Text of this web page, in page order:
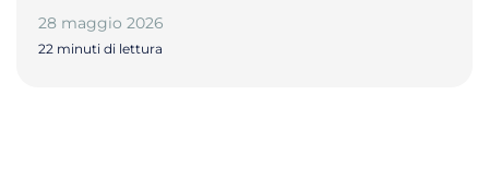
28 maggio 2026
22 minuti di lettura